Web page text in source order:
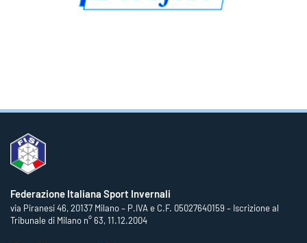
Federazione Italiana Sport Invernali
via Piranesi 46, 20137 Milano – P.IVA e C.F. 05027640159 – Iscrizione al
Tribunale di Milano n° 63, 11.12.2004